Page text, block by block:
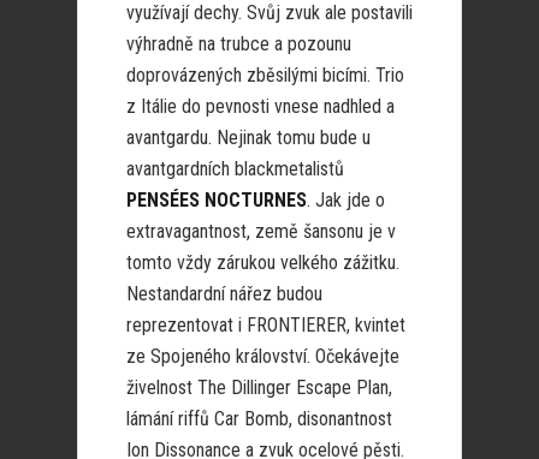
využívají dechy. Svůj zvuk ale postavili
výhradně na trubce a pozounu
doprovázených zběsilými bicími. Trio
z Itálie do pevnosti vnese nadhled a
avantgardu. Nejinak tomu bude u
avantgardních blackmetalistů
PENSÉES NOCTURNES. Jak jde o
extravagantnost, země šansonu je v
tomto vždy zárukou velkého zážitku.
Nestandardní nářez budou
reprezentovat i FRONTIERER, kvintet
ze Spojeného království. Očekávejte
živelnost The Dillinger Escape Plan,
lámání riffů Car Bomb, disonantnost
Ion Dissonance a zvuk ocelové pěsti.